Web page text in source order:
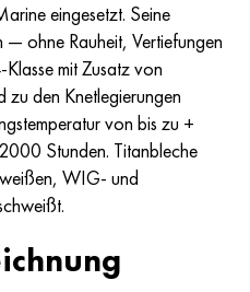
eingesetzt. Seine
— ohne Rauheit, Vertiefungen
mit Zusatz von
zu den Knetlegierungen
von bis zu +
Stunden. Titanbleche
WIG- und